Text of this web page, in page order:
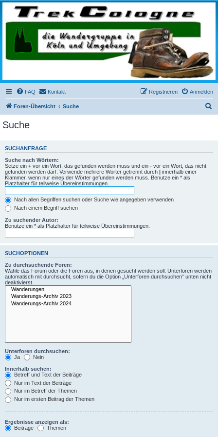
trekcologne.de
Wanderungen rund um Köln
FAQ Kontakt Anmelden
Registrieren
Foren-Übersicht Suche
e
Suche
SUCHANFRAGE
Suche nach Wörtern:
Setze ein + vor ein Wort, das gefunden werden muss und ein - vor ein Wort, das nicht
gefunden werden darf. Verwende mehrere Wörter getrennt durch
innerhalb einer
Klammer, wenn nur eines der Wörter gefunden werden muss. Benutze ein * als
Platzhalter für teilweise Übereinstimmungen.
Nach allen Begriffen suchen oder Suche wie angegeben verwenden
Nach einem Begriff suchen
Zu suchender Autor:
Benutze ein * als Platzhalter für teilweise Übereinstimmungen.
SUCHOPTIONEN
Zu durchsuchende Foren:
Wähle das Forum oder die Foren aus, in denen gesucht werden soll. Unterforen werden
automatisch mit durchsucht, sofern du die Option „Unterforen durchsuchen“ unten nicht
deaktivierst.
Unterforen durchsuchen:
Ja
Nein
Innerhalb suchen:
Betreff und Text der Beiträge
Nur im Text der Beiträge
Nur im Betreff der Themen
Nur im ersten Beitrag der Themen
Ergebnisse anzeigen als:
Beiträge
Themen